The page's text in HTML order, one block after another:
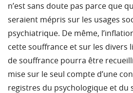
n’est sans doute pas parce que
seraient mépris sur les usages
psychiatrique. De même,
cette souffrance et sur les divers
de souffrance pourra être
mise sur le seul compte d’une
registres du psychologique et du